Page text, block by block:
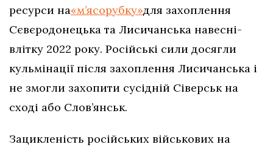
ресурси на«м’ясорубку»для захоплення
Сєвєродонецька та Лисичанська навесні-
влітку 2022 року. Російські сили досягли
кульмінації після захоплення Лисичанська і
не змогли захопити сусідній Сіверськ на
сході або Слов’янськ.
Зацикленість російських військових на